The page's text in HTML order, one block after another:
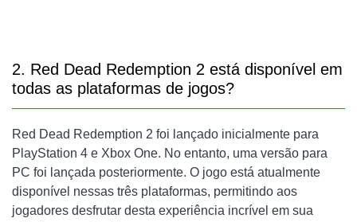
2. Red Dead Redemption 2 está disponível em
todas as plataformas de jogos?
Red Dead Redemption 2 foi lançado inicialmente para
PlayStation 4 e Xbox One. No entanto, uma versão para
PC foi lançada posteriormente. O jogo está atualmente
disponível nessas três plataformas, permitindo aos
jogadores desfrutar desta experiência incrível em sua